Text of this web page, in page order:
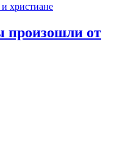
христиане
произошли от